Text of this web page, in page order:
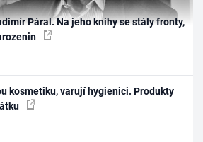
Páral. Na jeho knihy se stály fronty,
kosmetiku, varují hygienici. Produkty